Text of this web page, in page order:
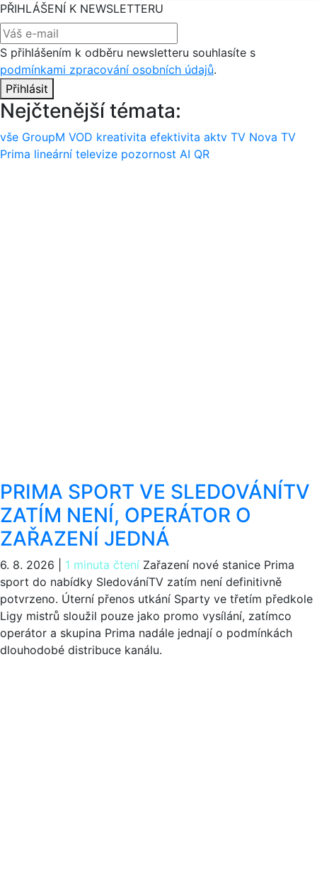
PŘIHLÁŠENÍ K NEWSLETTERU
S přihlášením k odběru newsletteru souhlasíte s
podmínkami zpracování osobních údajů.
Přihlásit
Nejčtenější témata:
vše GroupM VOD kreativita efektivita aktv TV Nova TV
Prima lineární televize pozornost AI QR
PRIMA SPORT VE SLEDOVÁNÍTV
ZATÍM NENÍ, OPERÁTOR O
ZAŘAZENÍ JEDNÁ
6. 8. 2026 1 minuta čtení Zařazení nové stanice Prima
sport do nabídky SledováníTV zatím není definitivně
potvrzeno. Úterní přenos utkání Sparty ve třetím předkole
Ligy mistrů sloužil pouze jako promo vysílání, zatímco
operátor a skupina Prima nadále jednají o podmínkách
dlouhodobé distribuce kanálu.